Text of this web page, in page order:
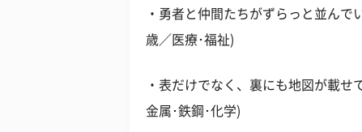
・勇者と仲間たちがずらっと並ん
歳／医療･福祉)
・表だけでなく、裏にも地図が載
金属･鉄鋼･化学)